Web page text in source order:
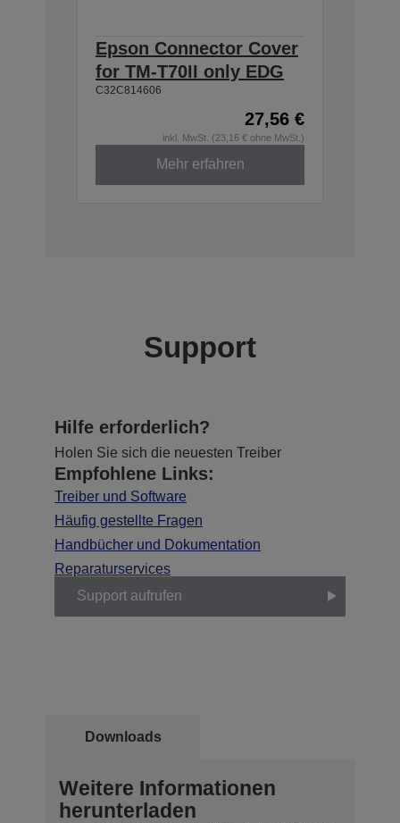
Epson Connector Cover
for TM-T70II only EDG
C32C814606
27,56 €
inkl. MwSt. (23,16 € ohne MwSt.)
Mehr erfahren
Support
Hilfe erforderlich?
Holen Sie sich die neuesten Treiber
Empfohlene Links:
Treiber und Software
Häufig gestellte Fragen
Handbücher und Dokumentation
Reparaturservices
Support aufrufen
Downloads
Weitere Informationen
herunterladen